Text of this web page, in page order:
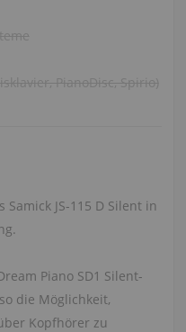
PianoDisc, Spirio)
JS-115 D Silent in
Piano SD1 Silent-
die Möglichkeit,
Kopfhörer zu